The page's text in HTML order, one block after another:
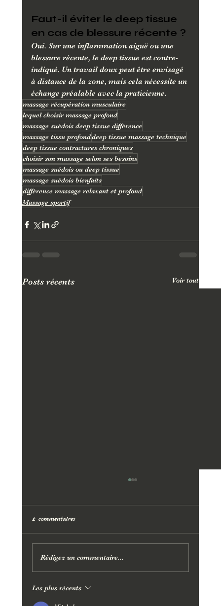
Faut-il éviter le deep tissue
en cas de blessure récente ?
Oui. Sur une inflammation aiguë ou une
blessure récente, le deep tissue est contre-
indiqué. Un travail doux peut être envisagé
à distance de la zone, mais cela nécessite un
échange préalable avec la praticienne.
massage récupération musculaire
lequel choisir massage profond
massage suédois deep tissue différence
massage tissu profonddeep tissue massage technique
deep tissue contractures chroniques
choisir son massage selon ses besoins
massage suédois ou deep tissue
massage suédois bienfaits
différence massage relaxant et profond
Massage sportif
Posts récents Voir tout
Massage sportif Aix-en-Provence –
2 commentaires
Rédigez un commentaire...
Les plus récents